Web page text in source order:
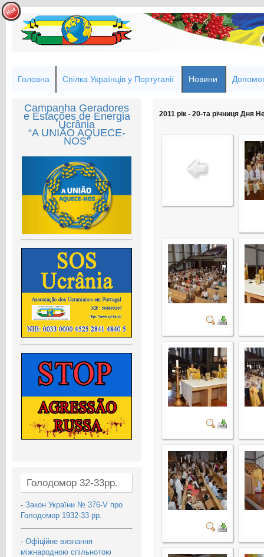
Головна Спілка Українців у Португалії Новини
Campanha Geradores
e Estações de Energia
Ucrânia
“A UNIÃO AQUECE-
NOS”
Голодомор 32-33рр.
- Закон України № 376-V про
Голодомор 1932-33 рр.
- Офіційне визнання
міжнародною спільнотою
2011 рік - 20-та річниця Дня